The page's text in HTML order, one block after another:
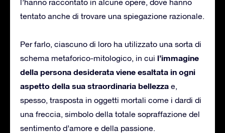
l’hanno raccontato in alcune opere, dove hanno
tentato anche di trovare una spiegazione razionale.
Per farlo, ciascuno di loro ha utilizzato una sorta di
schema metaforico-mitologico, in cui l’immagine
della persona desiderata viene esaltata in ogni
aspetto della sua straordinaria bellezza e,
spesso, trasposta in oggetti mortali come i dardi di
una freccia, simbolo della totale sopraffazione del
sentimento d’amore e della passione.